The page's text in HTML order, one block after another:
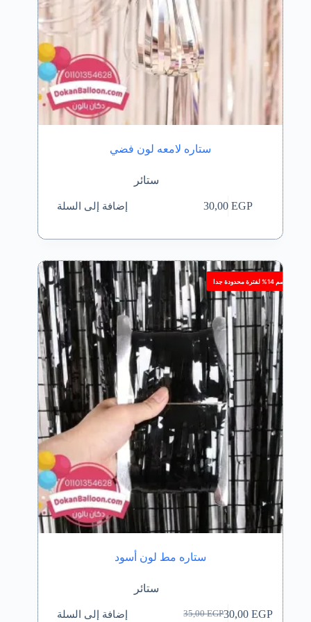
ستاره لامعه لون فضي
ستائر
30,00EGP إضافة إلى السلة
خصم 14% لفترة محدودة جدا
ستاره مط لون أسود
ستائر
35,00EGP30,00EGP إضافة إلى السلة